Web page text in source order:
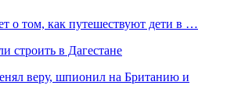
о том, как путешествуют дети в …
строить в Дагестане
веру, шпионил на Британию и